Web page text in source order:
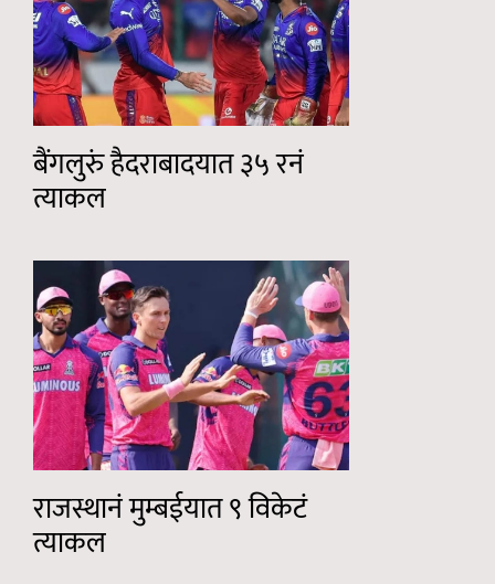
बैंगलुरुं हैदराबादयात ३५ रनं
त्याकल
राजस्थानं मुम्बईयात ९ विकेटं
त्याकल